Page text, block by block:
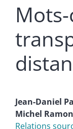
Jean-Daniel
Michel
Relations